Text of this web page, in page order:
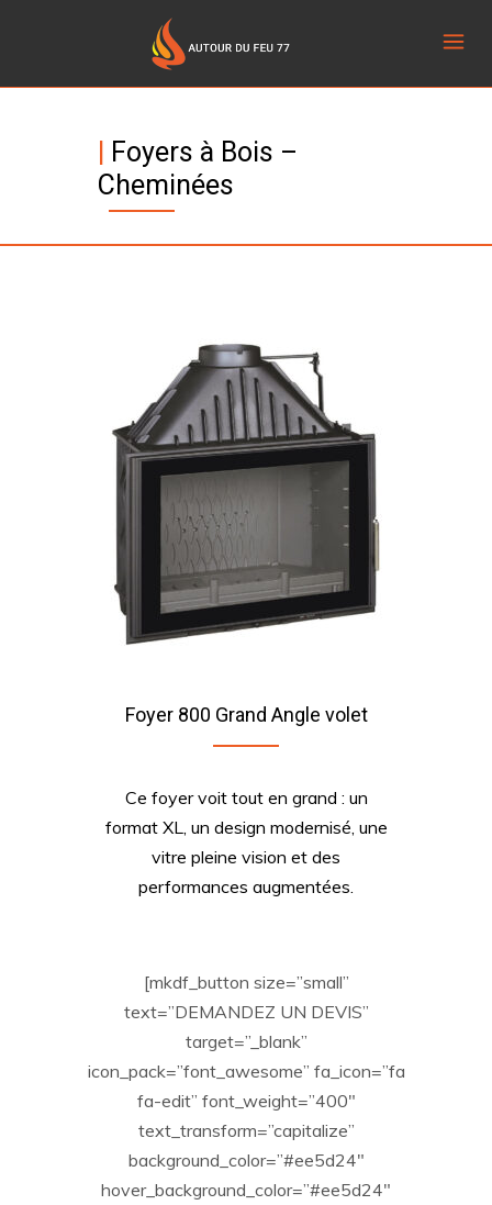
Foyers à Bois –
Cheminées
Foyer 800 Grand Angle volet
Ce foyer voit tout en grand : un
format XL, un design modernisé, une
vitre pleine vision et des
performances augmentées.
[mkdf_button size=”small”
text=”DEMANDEZ UN DEVIS”
target=”_blank”
icon_pack=”font_awesome” fa_icon=”fa
fa-edit” font_weight=”400″
text_transform=”capitalize”
background_color=”#ee5d24″
hover_background_color=”#ee5d24″